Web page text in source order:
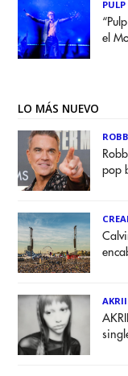
PULP
el
LO MÁS NUEVO
pop